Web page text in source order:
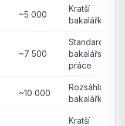
~5 000
Kratší
bakalářka
~7 500
Standardní
bakalářská
práce
~10 000
Rozsáhlá
bakalářka
Kratší